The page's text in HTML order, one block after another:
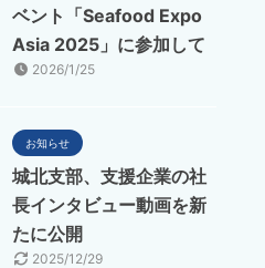
ベント「Seafood Expo
Asia 2025」に参加して
2026/1/25
お知らせ
城北支部、支援企業の社
長インタビュー動画を新
たに公開
2025/12/29